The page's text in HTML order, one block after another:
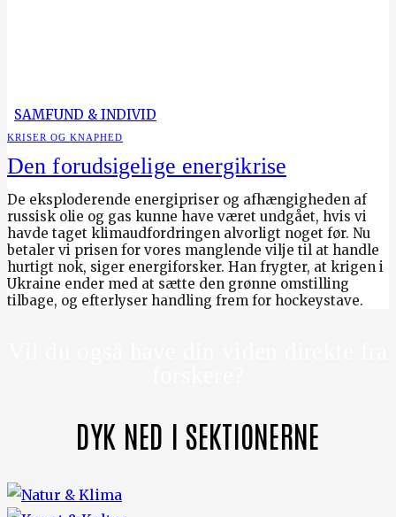
SAMFUND & INDIVID
KRISER OG KNAPHED
Den forudsigelige energikrise
De eksploderende energipriser og afhængigheden af
russisk olie og gas kunne have været undgået, hvis vi
havde taget klimaudfordringen alvorligt noget før. Nu
betaler vi prisen for vores manglende vilje til at handle
hurtigt nok, siger energiforsker. Han frygter, at krigen i
Ukraine ender med at sætte den grønne omstilling
tilbage, og efterlyser handling frem for hockeystave.
DYK NED I SEKTIONERNE